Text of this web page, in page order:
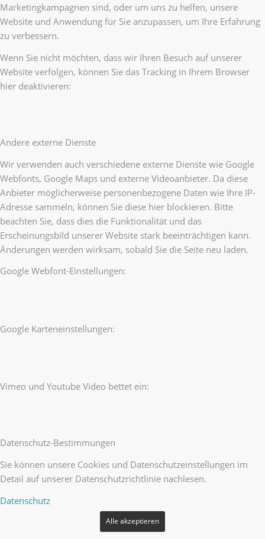
Marketingkampagnen sind, oder um uns zu helfen, unsere
Website und Anwendung für Sie anzupassen, um Ihre Erfahrung
zu verbessern.
Wenn Sie nicht möchten, dass wir Ihren Besuch auf unserer
Website verfolgen, können Sie das Tracking in Ihrem Browser
hier deaktivieren:
Andere externe Dienste
Wir verwenden auch verschiedene externe Dienste wie Google
Webfonts, Google Maps und externe Videoanbieter. Da diese
Anbieter möglicherweise personenbezogene Daten wie Ihre IP-
Adresse sammeln, können Sie diese hier blockieren. Bitte
beachten Sie, dass dies die Funktionalität und das
Erscheinungsbild unserer Website stark beeinträchtigen kann.
Änderungen werden wirksam, sobald Sie die Seite neu laden.
Google Webfont-Einstellungen:
Google Karteneinstellungen:
Vimeo und Youtube Video bettet ein:
Datenschutz-Bestimmungen
Sie können unsere Cookies und Datenschutzeinstellungen im
Detail auf unserer Datenschutzrichtlinie nachlesen.
Datenschutz
Alle akzeptieren